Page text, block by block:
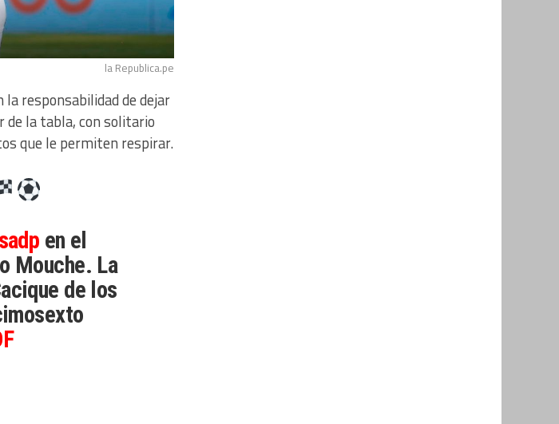
la Republica.pe
la responsabilidad de dejar
la tabla, con solitario
que le permiten respirar.
en el
Mouche. La
de los